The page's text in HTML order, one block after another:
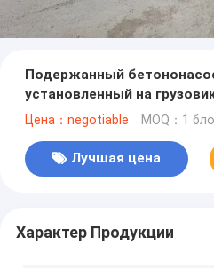
Подержанный
установленный на
тележку с бетононасосом
Цена：negotiable MOQ：1
Лучшая цена
Характер Продукции